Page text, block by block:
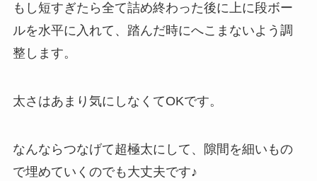
もし短すぎたら全て詰め終わった後に上に段ボー
ルを水平に入れて、踏んだ時にへこまないよう調
整します。
太さはあまり気にしなくてOKです。
なんならつなげて超極太にして、隙間を細いもの
で埋めていくのでも大丈夫です♪